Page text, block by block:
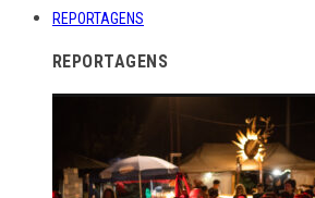
REPORTAGENS
REPORTAGENS